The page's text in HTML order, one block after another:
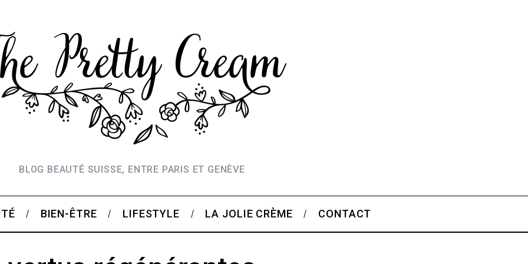
BLOG BEAUTÉ SUISSE, ENTRE PARIS ET GENÈVE
BIEN-ÊTRE LIFESTYLE LA JOLIE CRÈME CONTACT